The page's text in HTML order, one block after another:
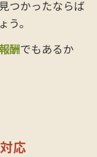
つかったならば
。
酬でもあるか
応